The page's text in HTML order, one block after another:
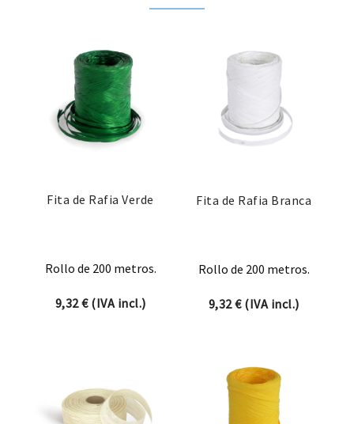
Fita de Rafia Verde
Rollo de 200 metros.
9,32€(IVA incl.)
Fita de Rafia Branca
Rollo de 200 metros.
9,32€(IVA incl.)